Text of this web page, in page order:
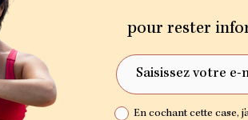
pour rester
En cochant cette case,